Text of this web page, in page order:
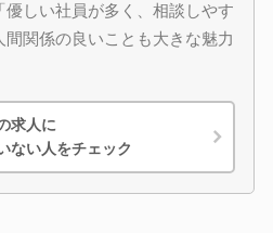
優しい社員が多く、相談しやす
関係の良いことも大きな魅力
求人に
ない人をチェック